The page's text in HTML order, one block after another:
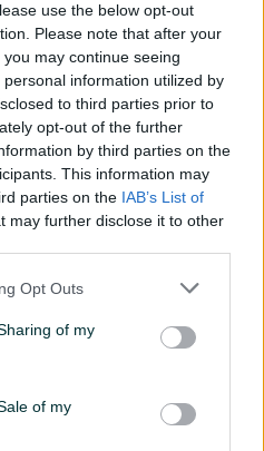
use the below opt-out
Please note that after your
may continue seeing
information utilized by
to third parties prior to
opt-out of the further
by third parties on the
This information may
parties on the IAB’s List of
may further disclose it to other
Opt Outs
of my
of my
Imam duplikate
0
Označavam koje imam